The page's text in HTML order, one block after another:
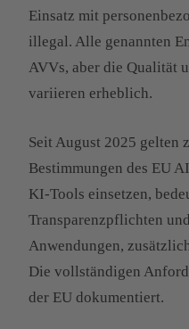
Einsatz mit
illegal. Alle genannten
AVVs, aber die Qualität
variieren erheblich.
Seit August 2025 gelten
Bestimmungen des EU
KI-Tools einsetzen,
Transparenzpflichten
Anwendungen,
Die vollständigen
der EU dokumentiert.